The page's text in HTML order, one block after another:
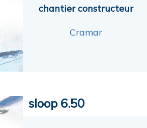
chantier constructeur
Cramar
sloop 6.50